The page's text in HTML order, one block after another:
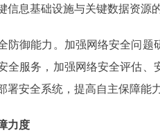
信息基础设施与关键数据资源
御能力。加强网络安全问题
全服务，加强网络安全评估
署安全系统，提高自主保障能
力度